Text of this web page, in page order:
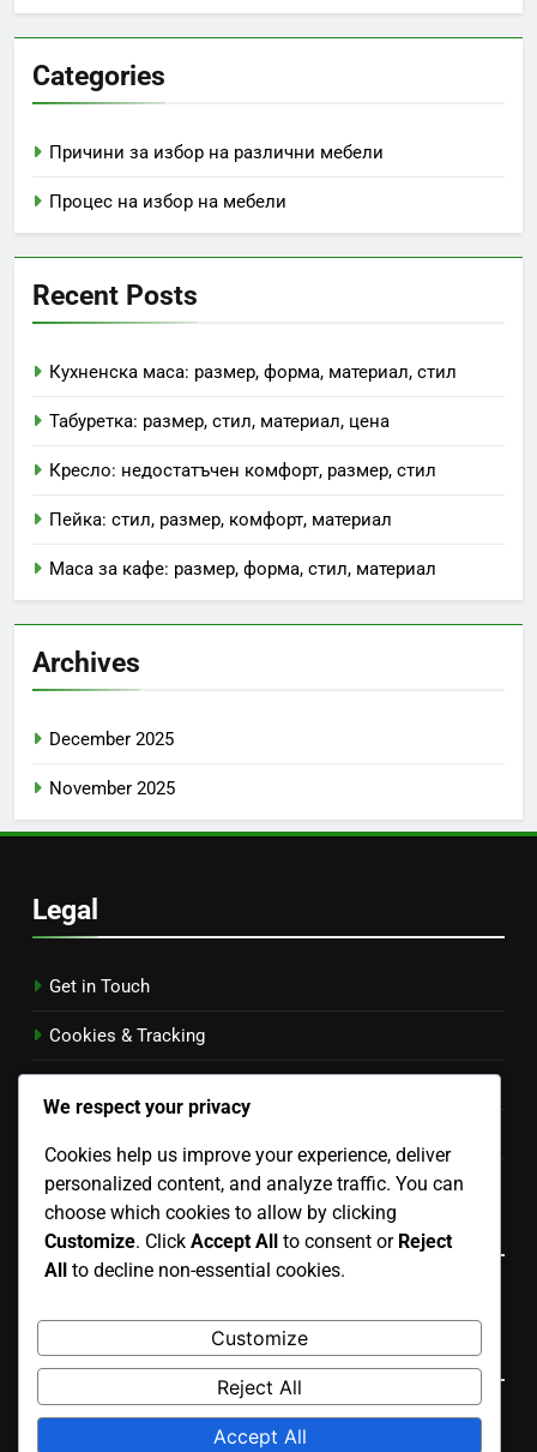
Categories
Причини за избор на различни мебели
Процес на избор на мебели
Recent Posts
Кухненска маса: размер, форма, материал, стил
Табуретка: размер, стил, материал, цена
Кресло: недостатъчен комфорт, размер, стил
Пейка: стил, размер, комфорт, материал
Маса за кафе: размер, форма, стил, материал
Archives
December 2025
November 2025
Legal
Get in Touch
Cookies & Tracking
Your Privacy
Language
Search
Search
for:
We respect your privacy
Cookies help us improve your experience, deliver
personalized content, and analyze traffic. You can
choose which cookies to allow by clicking
Customize. Click Accept All to consent or Reject
All to decline non-essential cookies.
Customize
Reject All
Accept All